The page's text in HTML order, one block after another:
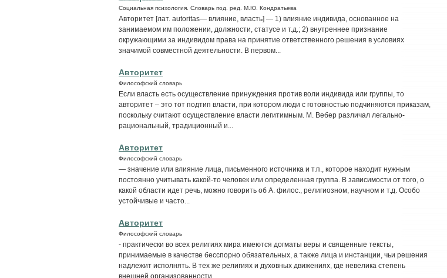
Социальная психология. Словарь под. ред. М.Ю. Кондратьева
Авторитет [лат. autoritas— влияние, власть] — 1) влияние индивида, основанное на
занимаемом им положении, должности, статусе и т.д.; 2) внутреннее признание
окружающими за индивидом права на принятие ответственного решения в условиях
значимой совместной деятельности. В первом...
Авторитет
Философский словарь
Если власть есть осуществление принуждения против воли индивида или группы, то
авторитет – это тот подтип власти, при котором люди с готовностью подчиняются приказам,
поскольку считают осуществление власти легитимным. М. Вебер различал легально-
рациональный, традиционный и...
Авторитет
Философский словарь
— значение или влияние лица, письменного источника и т.п., которое находит нужным
постоянно учитывать какой-то человек или определенная группа. В зависимости от того, о
какой области идет речь, можно говорить об А. филос., религиозном, научном и т.д. Особо
устойчивые и часто...
Авторитет
Философский словарь
- практически во всех религиях мира имеются догматы веры и священные тексты,
принимаемые в качестве бесспорно обязательных, а также лица и инстанции, чьи решения
надлежит исполнять. В тех же религиях и духовных движениях, где невелика степень
внешней организованности,...